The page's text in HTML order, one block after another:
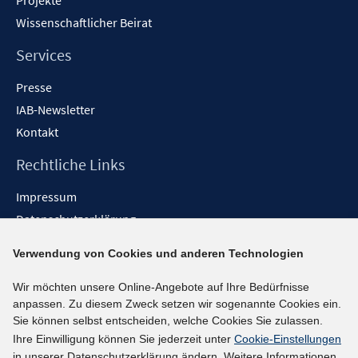
Wissenschaftlicher Beirat
Services
Presse
IAB-Newsletter
Kontakt
Rechtliche Links
Impressum
Datenschutzerklärung
Barrieren melden
Social-Media-Kanäle
BlueSky
YouTube
Verwendung von Cookies und anderen Technologien
Wir möchten unsere Online-Angebote auf Ihre Bedürfnisse
anpassen. Zu diesem Zweck setzen wir sogenannte Cookies ein.
Sie können selbst entscheiden, welche Cookies Sie zulassen.
Ihre Einwilligung können Sie jederzeit unter Cookie-Einstellungen